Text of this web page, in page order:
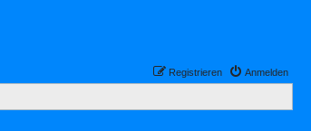
Anmelden
Registrieren